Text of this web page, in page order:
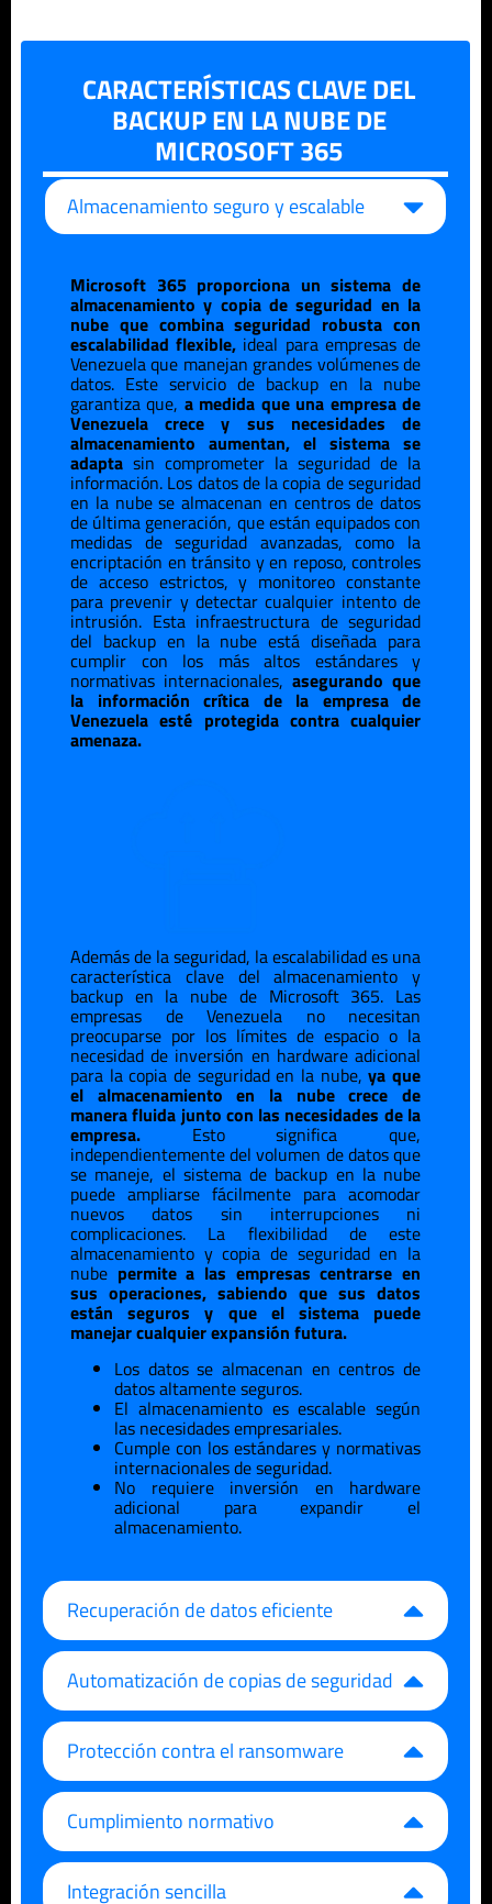
CARACTERÍSTICAS CLAVE DEL
BACKUP EN LA NUBE DE
MICROSOFT 365
Almacenamiento seguro y escalable
Microsoft 365 proporciona un sistema de
almacenamiento y copia de seguridad en la
nube que combina seguridad robusta con
escalabilidad flexible, ideal para empresas de
Venezuelaque manejan grandes volúmenes de
datos. Este servicio de backup en la nube
garantiza que, a medida que una empresa de
Venezuelacrece y sus necesidades de
almacenamiento aumentan, el sistema se
adapta sin comprometer la seguridad de la
información. Los datos de la copia de seguridad
en la nube se almacenan en centros de datos
de última generación, que están equipados con
medidas de seguridad avanzadas, como la
encriptación en tránsito y en reposo, controles
de acceso estrictos, y monitoreo constante
para prevenir y detectar cualquier intento de
intrusión. Esta infraestructura de seguridad
del backup en la nube está diseñada para
cumplir con los más altos estándares y
normativas internacionales, asegurando que
la información crítica de la empresa de
Venezuela esté protegida contra cualquier
amenaza.
Además de la seguridad, la escalabilidad es una
característica clave del almacenamiento y
backup en la nube de Microsoft 365. Las
empresas de Venezuela no necesitan
preocuparse por los límites de espacio o la
necesidad de inversión en hardware adicional
para la copia de seguridad en la nube,ya que
el almacenamiento en la nube crece de
manera fluida junto con las necesidades de la
empresa. Esto significa que,
independientemente del volumen de datos que
se maneje, el sistema de backup en la nube
puede ampliarse fácilmente para acomodar
nuevos datos sin interrupciones ni
complicaciones. La flexibilidad de este
almacenamiento y copia de seguridad en la
nube permite a las empresas centrarse en
sus operaciones, sabiendo que sus datos
están seguros y que el sistema puede
manejar cualquier expansión futura.
Los datos se almacenan en centros de
datos altamente seguros.
El almacenamiento es escalable según
las necesidades empresariales.
Cumple con los estándares y normativas
internacionales de seguridad.
No requiere inversión en hardware
adicional para expandir el
almacenamiento.
Recuperación de datos eficiente
Automatización de copias de seguridad
Protección contra el ransomware
Cumplimiento normativo
Integración sencilla